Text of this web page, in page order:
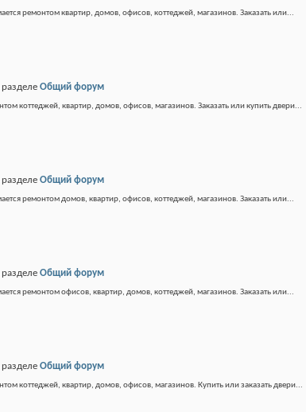
ремонтом квартир, домов, офисов, коттеджей, магазинов. Заказать или...
разделе Общий форум
коттеджей, квартир, домов, офисов, магазинов. Заказать или купить двери...
разделе Общий форум
ремонтом домов, квартир, офисов, коттеджей, магазинов. Заказать или...
разделе Общий форум
ремонтом офисов, квартир, домов, коттеджей, магазинов. Заказать или...
разделе Общий форум
коттеджей, квартир, домов, офисов, магазинов. Купить или заказать двери...